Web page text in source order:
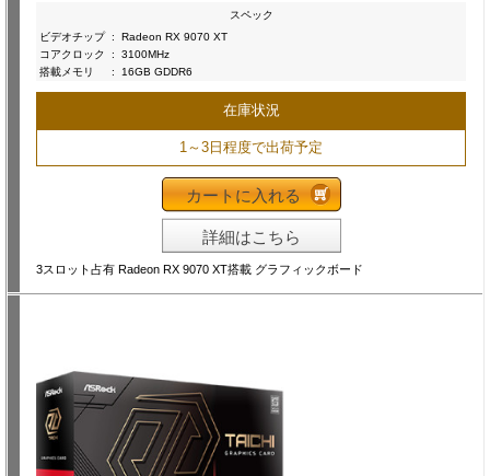
スペック
ビデオチップ :
Radeon RX 9070 XT
コアクロック
:
3100MHz
搭載メモリ
: 16GB GDDR6
在庫状況
1～3日程度で出荷予定
カートに入れる
詳細はこちら
3スロット占有 Radeon RX 9070 XT搭載 グラフィックボード